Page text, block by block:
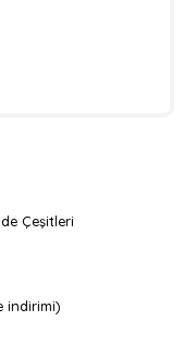
Çeşitleri
indirimi)